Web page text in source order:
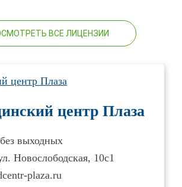
ВСЕ ЛИЦЕНЗИИ
центр Плаза
центр Плаза
выходных
Новослободская, 10с1
plaza.ru